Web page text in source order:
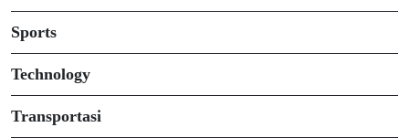
Sports
Technology
Transportasi